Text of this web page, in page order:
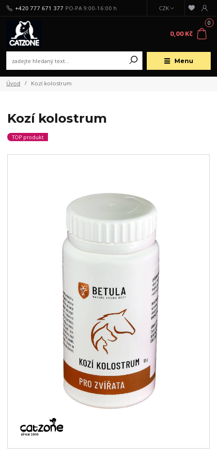
Menu
CZK
+420 777 671 377 PO-PA 9:00-16:00 h
0
0,00 Kč
Úvod Kozí kolostrum
Kozí kolostrum
TOP produkt